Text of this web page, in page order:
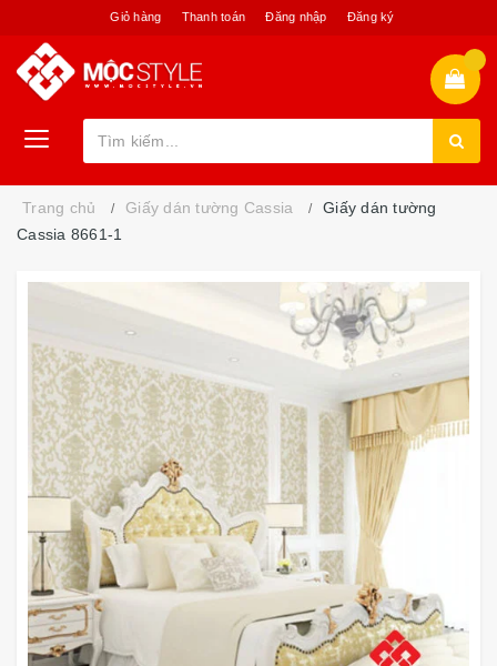
Giỏ hàng Thanh toán Đăng nhập Đăng ký
Trang chủ Giấy dán tường Cassia
Giấy dán tường
Cassia 8661-1